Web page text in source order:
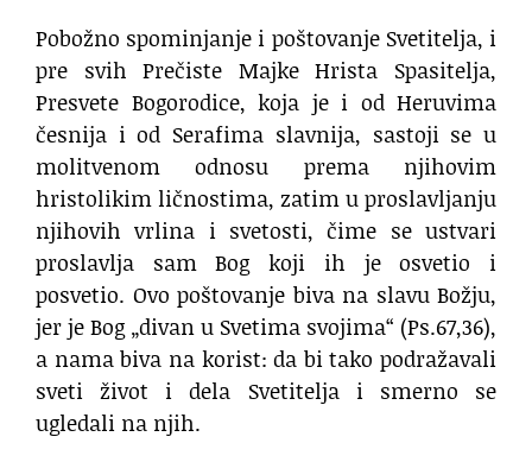
Pobožno spominjanje i poštovanje Svetitelja, i
pre svih Prečiste Majke Hrista Spasitelja,
Presvete Bogorodice, koja je i od Heruvima
česnija i od Serafima slavnija, sastoji se u
molitvenom odnosu prema njihovim
hristolikim ličnostima, zatim u proslavljanju
njihovih vrlina i svetosti, čime se ustvari
proslavlja sam Bog koji ih je osvetio i
posvetio. Ovo poštovanje biva na slavu Božju,
jer je Bog „divan u Svetima svojima“ (Ps.67,36),
a nama biva na korist: da bi tako podražavali
sveti život i dela Svetitelja i smerno se
ugledali na njih.